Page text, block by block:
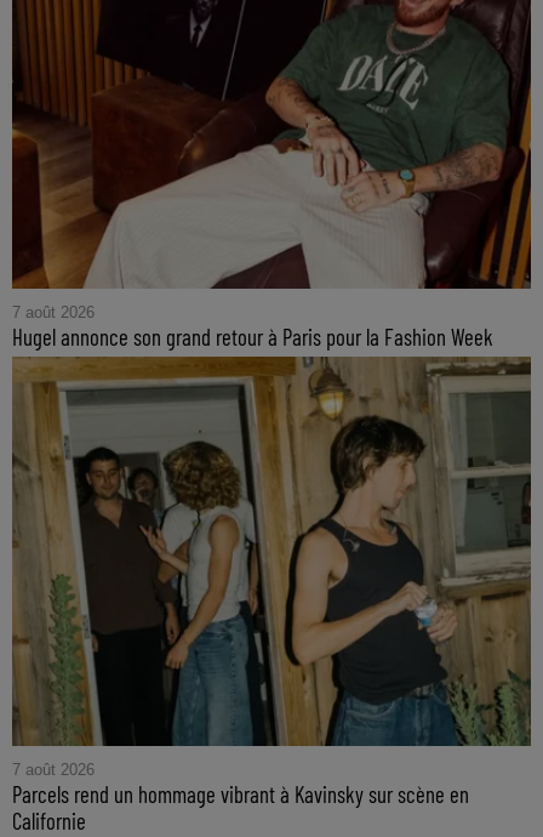
7 août 2026
Hugel annonce son grand retour à Paris pour la Fashion Week
7 août 2026
Parcels rend un hommage vibrant à Kavinsky sur scène en
Californie